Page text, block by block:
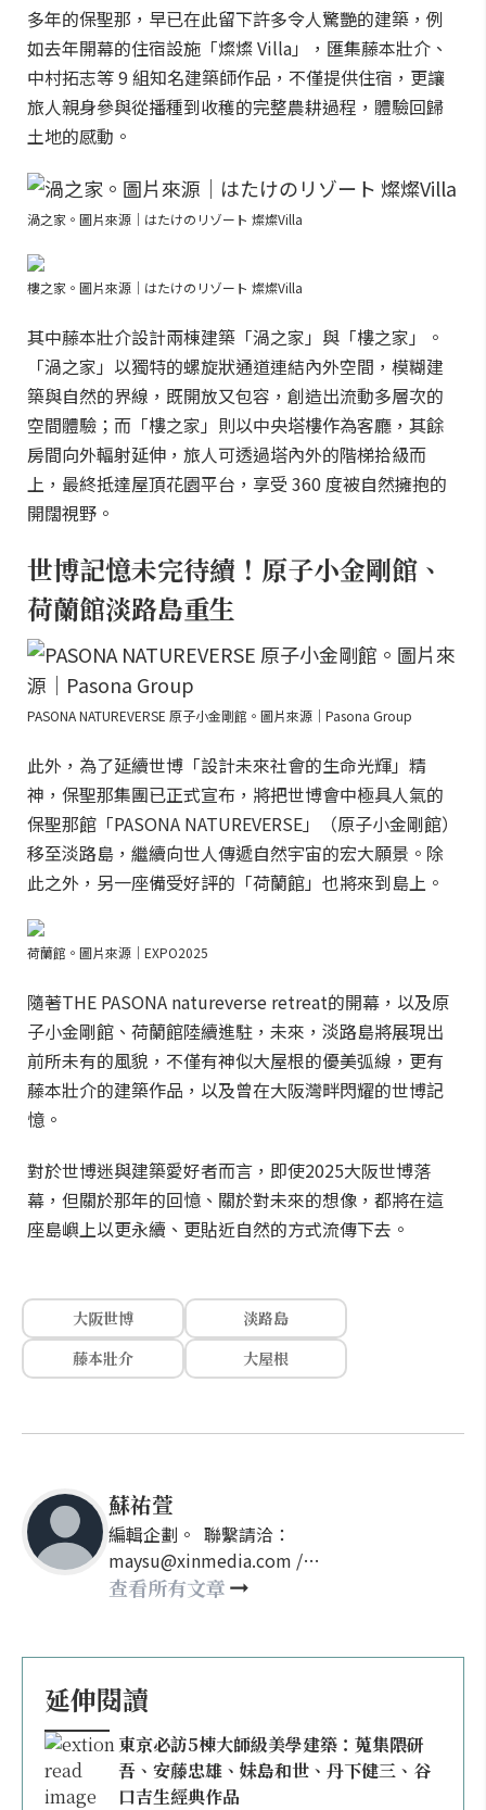
多年的保聖那，早已在此留下許多令人驚艷的建築，例
如去年開幕的住宿設施「燦燦 Villa」，匯集藤本壯介、
中村拓志等 9 組知名建築師作品，不僅提供住宿，更讓
旅人親身參與從播種到收穫的完整農耕過程，體驗回歸
土地的感動。
渦之家。圖片來源｜はたけのリゾート 燦燦Villa
樓之家。圖片來源｜はたけのリゾート 燦燦Villa
其中藤本壯介設計兩棟建築「渦之家」與「樓之家」。
「渦之家」以獨特的螺旋狀通道連結內外空間，模糊建
築與自然的界線，既開放又包容，創造出流動多層次的
空間體驗；而「樓之家」則以中央塔樓作為客廳，其餘
房間向外輻射延伸，旅人可透過塔內外的階梯拾級而
上，最終抵達屋頂花園平台，享受 360 度被自然擁抱的
開闊視野。
世博記憶未完待續！原子小金剛館、
荷蘭館淡路島重生
PASONA NATUREVERSE 原子小金剛館。圖片來源｜Pasona Group
此外，為了延續世博「設計未來社會的生命光輝」精
神，保聖那集團已正式宣布，將把世博會中極具人氣的
保聖那館「PASONA NATUREVERSE」（原子小金剛館）
移至淡路島，繼續向世人傳遞自然宇宙的宏大願景。除
此之外，另一座備受好評的「荷蘭館」也將來到島上。
荷蘭館。圖片來源｜EXPO2025
隨著THE PASONA natureverse retreat的開幕，以及原
子小金剛館、荷蘭館陸續進駐，未來，淡路島將展現出
前所未有的風貌，不僅有神似大屋根的優美弧線，更有
藤本壯介的建築作品，以及曾在大阪灣畔閃耀的世博記
憶。
對於世博迷與建築愛好者而言，即使2025大阪世博落
幕，但關於那年的回憶、關於對未來的想像，都將在這
座島嶼上以更永續、更貼近自然的方式流傳下去。
大阪世博
淡路島
藤本壯介
大屋根
蘇祐萱
編輯企劃。 聯繫請洽：
maysu@xinmedia.com /
may860527@gmail.com
查看所有文章
延伸閱讀
東京必訪5棟大師級美學建築：蒐集隈研
吾、安藤忠雄、妹島和世、丹下健三、谷
口吉生經典作品